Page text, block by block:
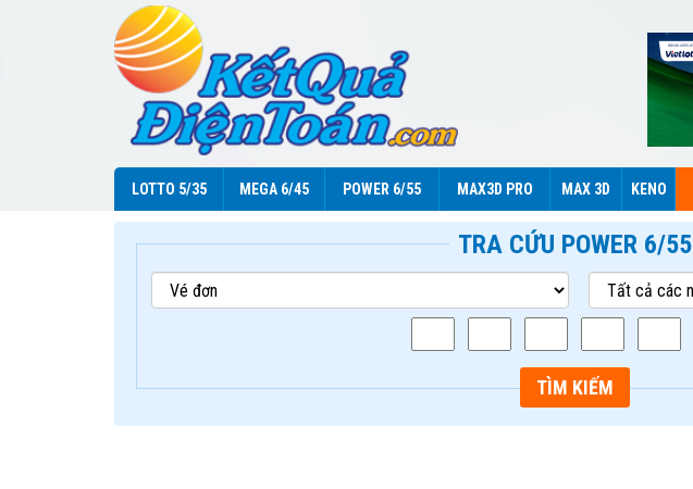
LOTTO 5/35 MEGA 6/45 POWER 6/55 MAX3D PRO MAX 3D KENO
TRA CỨU POWER 6/55